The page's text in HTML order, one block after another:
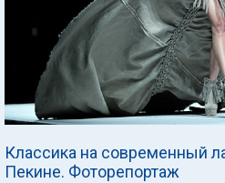
Классика на современный
Пекине. Фоторепортаж